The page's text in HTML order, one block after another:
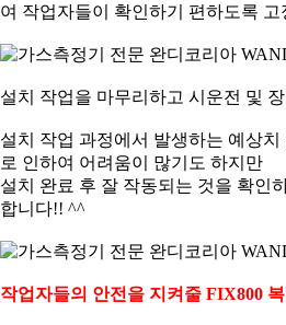
여 작업자들이 확인하기 편하도록 고
설치 작업을 마무리하고 시운전 및
설치 작업 과정에서 발생하는 예상
로 인하여 어려움이 많기도 하지만
설치 완료 후 잘 작동되는 것을 확인
합니다!! ^^
작업자들의 안전을 지켜줄 FIX800